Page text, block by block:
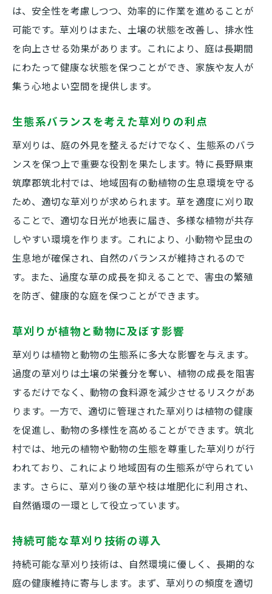
は、安全性を考慮しつつ、効率的に作業を進めることが
可能です。草刈りはまた、土壌の状態を改善し、排水性
を向上させる効果があります。これにより、庭は長期間
にわたって健康な状態を保つことができ、家族や友人が
集う心地よい空間を提供します。
生態系バランスを考えた草刈りの利点
草刈りは、庭の外見を整えるだけでなく、生態系のバラ
ンスを保つ上で重要な役割を果たします。特に長野県東
筑摩郡筑北村では、地域固有の動植物の生息環境を守る
ため、適切な草刈りが求められます。草を適度に刈り取
ることで、適切な日光が地表に届き、多様な植物が共存
しやすい環境を作ります。これにより、小動物や昆虫の
生息地が確保され、自然のバランスが維持されるので
す。また、過度な草の成長を抑えることで、害虫の繁殖
を防ぎ、健康的な庭を保つことができます。
草刈りが植物と動物に及ぼす影響
草刈りは植物と動物の生態系に多大な影響を与えます。
過度の草刈りは土壌の栄養分を奪い、植物の成長を阻害
するだけでなく、動物の食料源を減少させるリスクがあ
ります。一方で、適切に管理された草刈りは植物の健康
を促進し、動物の多様性を高めることができます。筑北
村では、地元の植物や動物の生態を尊重した草刈りが行
われており、これにより地域固有の生態系が守られてい
ます。さらに、草刈り後の草や枝は堆肥化に利用され、
自然循環の一環として役立っています。
持続可能な草刈り技術の導入
持続可能な草刈り技術は、自然環境に優しく、長期的な
庭の健康維持に寄与します。まず、草刈りの頻度を適切